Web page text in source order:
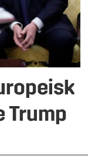
Trump